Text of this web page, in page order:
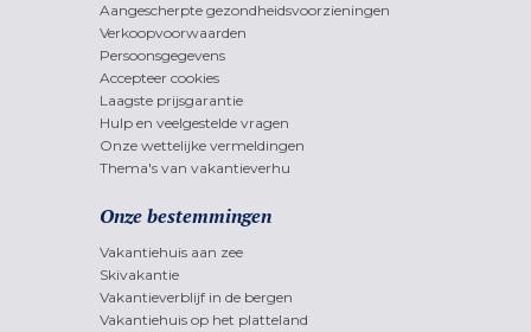
Aangescherpte gezondheidsvoorzieningen
Verkoopvoorwaarden
Persoonsgegevens
Accepteer cookies
Laagste prijsgarantie
Hulp en veelgestelde vragen
Onze wettelijke vermeldingen
Thema's van vakantieverhu
Onze bestemmingen
Vakantiehuis aan zee
Skivakantie
Vakantieverblijf in de bergen
Vakantiehuis op het platteland